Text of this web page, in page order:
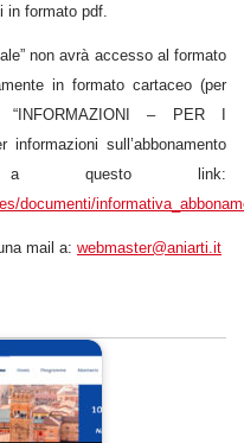
formato pdf.
non avrà accesso al formato
in formato cartaceo (per
“INFORMAZIONI – PER I
sull’abbonamento
a questo link:
documenti/
mail a: webmaster@aniarti.it